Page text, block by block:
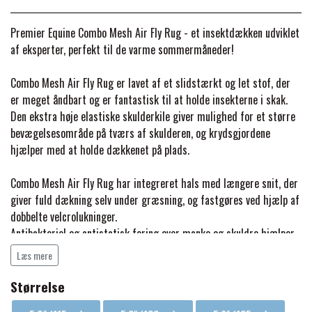
TERAPI PRODUKTER
HUER & HALSTØRKLÆDER
GAVEARTIKLER VOKSNE
BØRN & JUNIOR
INSEKTBESKYTTELSE
HESTEBOLCHER & TREATS
TILSKUD & VITAMINER
STALD & FOLD
SKO & SMEDEVÆRKTØJ
TRAVDÆKKEN & TILBEHØR
VOGNE & TILBEHØR
TRAV KUSK
PONYTRAV
GALOP
PREMIER EQUINE LINERS & DÆKKEN
TILBEHØR
PREMIER EQUINE WALKER & RIDEDÆKKEN
PREMIER EQUINE INSEKTBESKYTTELSE
PREMIER EQUINE MAGNET & INFRARØD
TERAPI
PREMIER EQUINE GRIMER & TRÆKTOV
PREMIER EQUINE TRENSE & TILBEHØR
CARR & DAY & MARTIN
CUSTOM
DELTACAST
EMIN
FENWICK LIQUID TITANIUM®
Premier Equine Combo Mesh Air Fly Rug - et insektdækken udviklet
af eksperter, perfekt til de varme sommermåneder!
Combo Mesh Air Fly Rug er lavet af et slidstærkt og let stof, der
er meget åndbart og er fantastisk til at holde insekterne i skak.
Den ekstra høje elastiske skulderkile giver mulighed for et større
bevægelsesområde på tværs af skulderen, og krydsgjordene
hjælper med at holde dækkenet på plads.
Combo Mesh Air Fly Rug har integreret hals med længere snit, der
giver fuld dækning selv under græsning, og fastgøres ved hjælp af
dobbelte velcrolukninger.
Antibakteriel og antistatisk foring over manke og skuldre hjælper
med at forhindre slid og er behagelig mod din hests hud.
Insektdækkenet er ca. 70% UV-reflekterende og ideelt til at
beskytte din hest mod fluer og andre insekter i varmt vejr.
Læs mere
Størrelse